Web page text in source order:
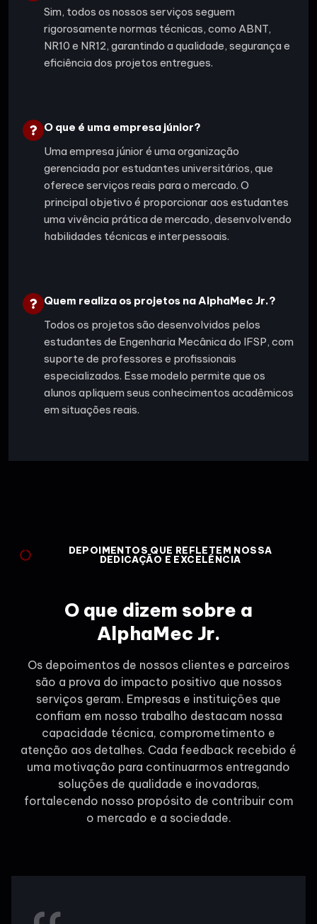
Sim, todos os nossos serviços seguem
rigorosamente normas técnicas, como ABNT,
NR10 e NR12, garantindo a qualidade, segurança e
eficiência dos projetos entregues.
O que é uma empresa júnior?
Uma empresa júnior é uma organização
gerenciada por estudantes universitários, que
oferece serviços reais para o mercado. O
principal objetivo é proporcionar aos estudantes
uma vivência prática de mercado, desenvolvendo
habilidades técnicas e interpessoais.
Quem realiza os projetos na AlphaMec Jr.?
Todos os projetos são desenvolvidos pelos
estudantes de Engenharia Mecânica do IFSP, com
suporte de professores e profissionais
especializados. Esse modelo permite que os
alunos apliquem seus conhecimentos acadêmicos
em situações reais.
DEPOIMENTOS QUE REFLETEM NOSSA
DEDICAÇÃO E EXCELÊNCIA
O que dizem sobre a
AlphaMec Jr.
Os depoimentos de nossos clientes e parceiros
são a prova do impacto positivo que nossos
serviços geram. Empresas e instituições que
confiam em nosso trabalho destacam nossa
capacidade técnica, comprometimento e
atenção aos detalhes. Cada feedback recebido é
uma motivação para continuarmos entregando
soluções de qualidade e inovadoras,
fortalecendo nosso propósito de contribuir com
o mercado e a sociedade.